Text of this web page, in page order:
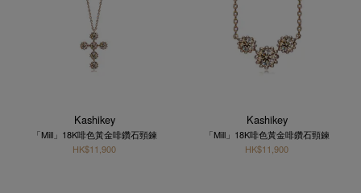
Kashikey
「Mill」18K啡色黃金啡鑽石頸鍊
HK$11,900
Kashikey
「Mill」18K啡色黃金啡鑽石頸鍊
HK$11,900